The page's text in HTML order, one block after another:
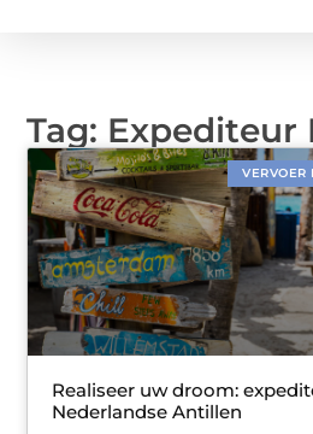
Tag:
VERVOER
Realiseer uw droom:
Nederlandse Antillen